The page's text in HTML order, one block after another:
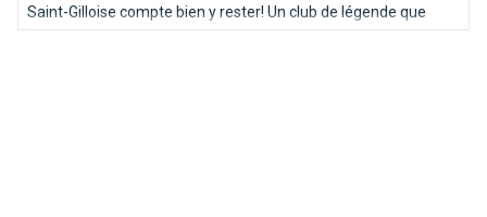
Saint-Gilloise compte bien y rester! Un club de légende que
Brusselslife vous présente avec le sourire.